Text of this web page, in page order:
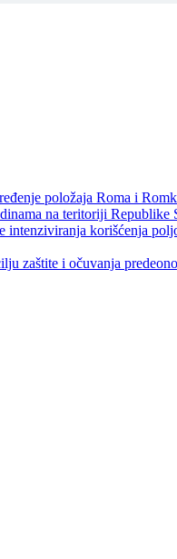
položaja Roma i
na teritoriji Republike
korišćenja
zaštite i očuvanja